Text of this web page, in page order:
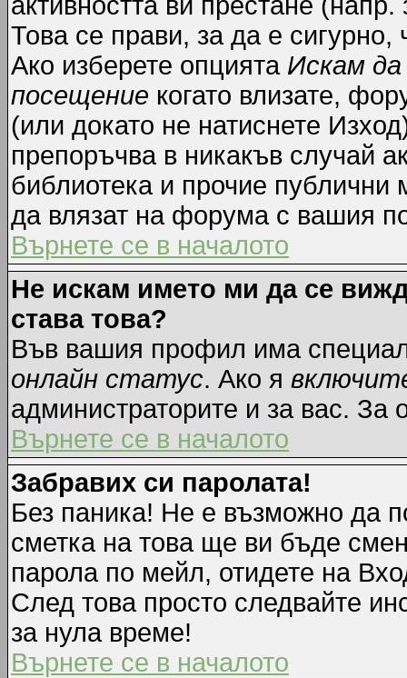
Това се прави, за да е
Ако изберете опцията Искам
посещение когато влизате,
(или докато не натиснете
препоръчва в никакъв случай
библиотека и прочие публични
да влязат на форума с вашия
Върнете се в началото
Не искам името ми да се
става това?
Във вашия профил има
онлайн статус. Ако я
администраторите и за вас. За
Върнете се в началото
Забравих си паролата!
Без паника! Не е възможно да
сметка на това ще ви бъде
парола по мейл, отидете на
След това просто следвайте
за нула време!
Върнете се в началото